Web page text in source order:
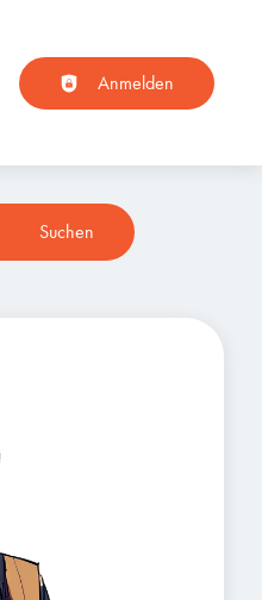
Anmelden
Suchen